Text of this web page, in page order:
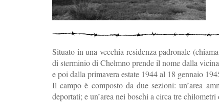
Situato in una vecchia residenza padronale
di sterminio di Chełmno prende il nome dalla
e poi dalla primavera estate 1944 al 18 gennaio
Il campo è composto da due sezioni: un’area
deportati; e un’area nei boschi a circa tre